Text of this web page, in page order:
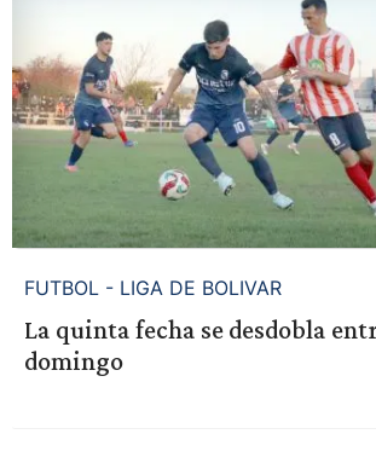
FUTBOL - LIGA DE BOLIVAR
La quinta fecha se desdobla
domingo